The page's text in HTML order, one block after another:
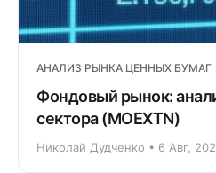
АНАЛИЗ РЫНКА ЦЕННЫХ БУМАГ
Фондовый рынок:
сектора (MOEXTN)
Николай Дудченко • 6 Авг,